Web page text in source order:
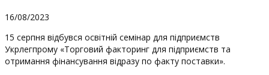
16/08/2023
15 серпня відбувся освітній семінар для підприємств
Укрлегпрому «Торговий факторинг для підприємств та
отримання фінансування відразу по факту поставки».